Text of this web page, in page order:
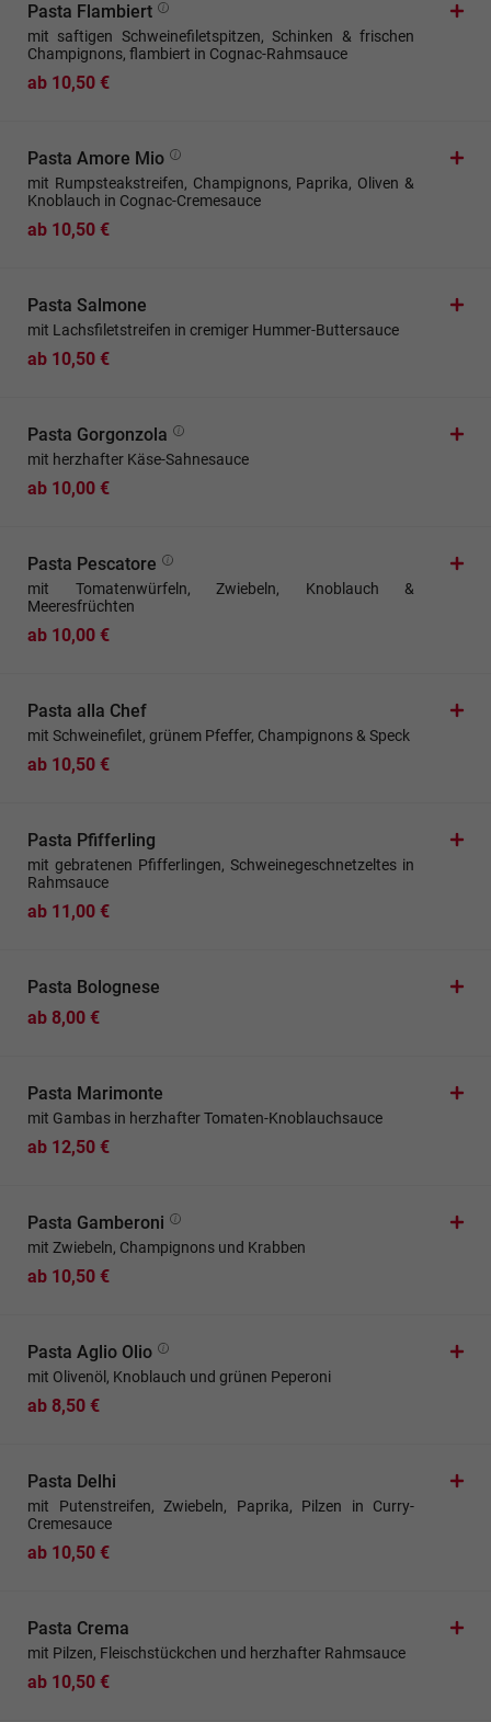
Pasta Flambiert
mit saftigen Schweinefiletspitzen, Schinken & frischen
Champignons, flambiert in Cognac-Rahmsauce
ab 10,50 €
Pasta Amore Mio
mit Rumpsteakstreifen, Champignons, Paprika, Oliven &
Knoblauch in Cognac-Cremesauce
ab 10,50 €
Pasta Salmone
mit Lachsfiletstreifen in cremiger Hummer-Buttersauce
ab 10,50 €
Pasta Gorgonzola
mit herzhafter Käse-Sahnesauce
ab 10,00 €
Pasta Pescatore
mit Tomatenwürfeln, Zwiebeln, Knoblauch &
Meeresfrüchten
ab 10,00 €
Pasta alla Chef
mit Schweinefilet, grünem Pfeffer, Champignons & Speck
ab 10,50 €
Pasta Pfifferling
mit gebratenen Pfifferlingen, Schweinegeschnetzeltes in
Rahmsauce
ab 11,00 €
Pasta Bolognese
ab 8,00 €
Pasta Marimonte
mit Gambas in herzhafter Tomaten-Knoblauchsauce
ab 12,50 €
Pasta Gamberoni
mit Zwiebeln, Champignons und Krabben
ab 10,50 €
Pasta Aglio Olio
mit Olivenöl, Knoblauch und grünen Peperoni
ab 8,50 €
Pasta Delhi
mit Putenstreifen, Zwiebeln, Paprika, Pilzen in Curry-
Cremesauce
ab 10,50 €
Pasta Crema
mit Pilzen, Fleischstückchen und herzhafter Rahmsauce
ab 10,50 €